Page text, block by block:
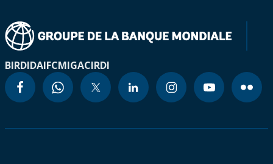
BIRDIDAIFCMIGACIRDI